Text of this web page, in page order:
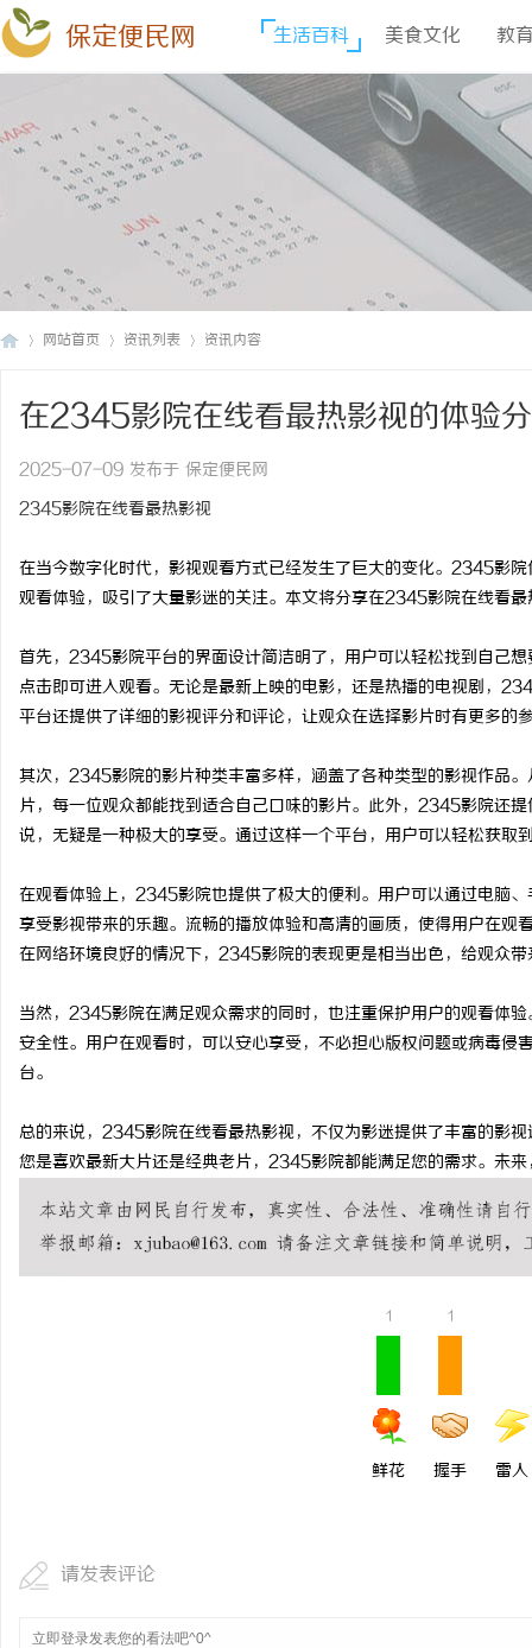
保定便民网 生活百科 美食文化 教
网站首页 资讯列表 资讯内容
在2345影院在线看最热影视的体验
2025-07-09 发布于 保定便民网
2345影院在线看最热影视
在当今数字化时代，影视观看方式已经发生了巨大的变化。2345影
观看体验，吸引了大量影迷的关注。本文将分享在2345影院在线看
首先，2345影院平台的界面设计简洁明了，用户可以轻松找到自己
点击即可进入观看。无论是最新上映的电影，还是热播的电视剧，
平台还提供了详细的影视评分和评论，让观众在选择影片时有更多的
其次，2345影院的影片种类丰富多样，涵盖了各种类型的影视作品
片，每一位观众都能找到适合自己口味的影片。此外，2345影院还
说，无疑是一种极大的享受。通过这样一个平台，用户可以轻松获取
在观看体验上，2345影院也提供了极大的便利。用户可以通过电脑
享受影视带来的乐趣。流畅的播放体验和高清的画质，使得用户在
在网络环境良好的情况下，2345影院的表现更是相当出色，给观众
当然，2345影院在满足观众需求的同时，也注重保护用户的观看体
安全性。用户在观看时，可以安心享受，不必担心版权问题或病毒
台。
总的来说，2345影院在线看最热影视，不仅为影迷提供了丰富的影
您是喜欢最新大片还是经典老片，2345影院都能满足您的需求。未
1
鲜花
1
握手 雷人
请发表评论